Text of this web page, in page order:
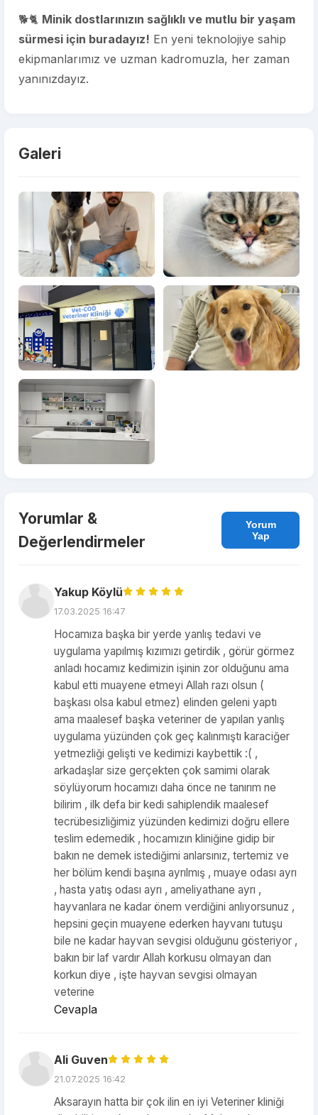
🐕🐈 Minik dostlarınızın sağlıklı ve mutlu bir yaşam
sürmesi için buradayız! En yeni teknolojiye sahip
ekipmanlarımız ve uzman kadromuzla, her zaman
yanınızdayız.
Galeri
Yorumlar &
Değerlendirmeler
Yorum
Yap
Yakup Köylü
17.03.2025 16:47
Hocamıza başka bir yerde yanlış tedavi ve
uygulama yapılmış kızımızı getirdik , görür görmez
anladı hocamız kedimizin işinin zor olduğunu ama
kabul etti muayene etmeyi Allah razı olsun (
başkası olsa kabul etmez) elinden geleni yaptı
ama maalesef başka veteriner de yapılan yanlış
uygulama yüzünden çok geç kalınmıştı karaciğer
yetmezliği gelişti ve kedimizi kaybettik :( ,
arkadaşlar size gerçekten çok samimi olarak
söylüyorum hocamızı daha önce ne tanırım ne
bilirim , ilk defa bir kedi sahiplendik maalesef
tecrübesizliğimiz yüzünden kedimizi doğru ellere
teslim edemedik , hocamızın kliniğine gidip bir
bakın ne demek istediğimi anlarsınız, tertemiz ve
her bölüm kendi başına ayrılmış , muaye odası ayrı
, hasta yatış odası ayrı , ameliyathane ayrı ,
hayvanlara ne kadar önem verdiğini anlıyorsunuz ,
hepsini geçin muayene ederken hayvanı tutuşu
bile ne kadar hayvan sevgisi olduğunu gösteriyor ,
bakın bir laf vardır Allah korkusu olmayan dan
korkun diye , işte hayvan sevgisi olmayan
veterine
Cevapla
Ali Guven
21.07.2025 16:42
Aksarayın hatta bir çok ilin en iyi Veteriner kliniği